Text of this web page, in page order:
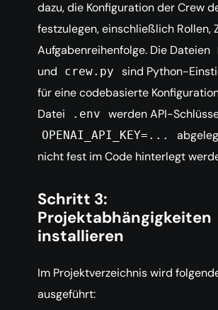
dazu, die Konfiguration der Crew
festzulegen, einschließlich Rollen,
Aufgabenreihenfolge. Die Dateien
und crew.py
sind Python-
für eine codebasierte
Datei
.env werden API-
OPENAI_API_KEY=...
nicht fest im Code hinterlegt
Schritt 3:
Projektabhängigkeiten
installieren
Im Projektverzeichnis wird
ausgeführt: